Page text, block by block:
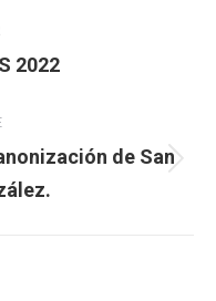
2022
de San